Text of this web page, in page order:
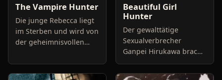
The Vampire Hunter
Die junge Rebecca liegt
im Sterben und wird von
der geheimnisvollen
571" gerettet. Allerdings
mittels einer
Beautiful Girl
Hunter
Der gewalttätige
Sexualverbrecher
Ganpei Hirukawa brach
vor vielen Jahren in das
Haus eines Ehepaars ein